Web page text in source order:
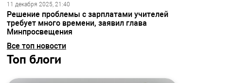
11 декабря 2025, 21:40
Решение проблемы с зарплатами учителей
требует много времени, заявил глава
Минпросвещения
Все топ новости
Топ блоги